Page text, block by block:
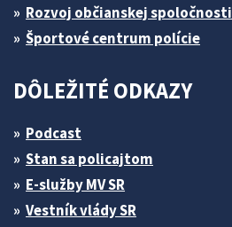
Rozvoj občianskej spoločnosti
Športové centrum polície
DÔLEŽITÉ ODKAZY
Podcast
Stan sa policajtom
E-služby MV SR
Vestník vlády SR